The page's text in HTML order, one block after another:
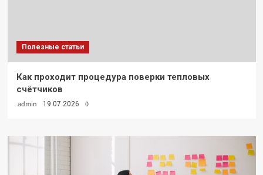
Полезные статьи
Как проходит процедура поверки тепловых
счётчиков
admin 19.07.2026 0